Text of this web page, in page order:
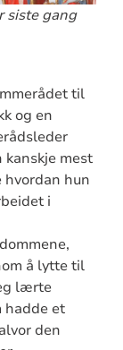
siste gang
til
og en
kanskje mest
hun
i
å lytte til
lærte
hadde et
den